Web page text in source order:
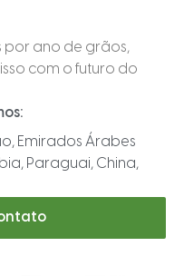
por ano de grãos,
com o futuro do
Emirados Árabes
Paraguai, China,